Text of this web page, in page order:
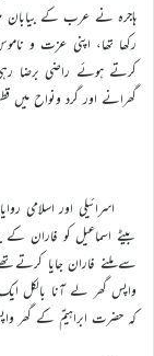
ہاجرہ نے عرب کے بیابان
رکھا تھا، اپنی عزت و
کرتے ہوئے راضی برضا
گھرانے اور گرد ونواح میں
اسرائیلی اور اسلامی
بیٹے اسماعیل کو فاران
سے ملنے فاران جایا
واپس گھر لے آنا بالکل
کہ حضرت ابراہیمؑ کے گھر